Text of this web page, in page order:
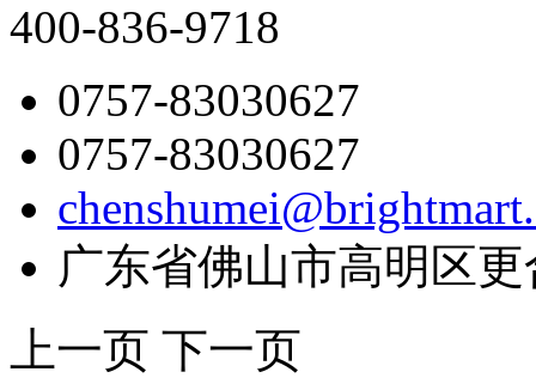
400-836-9718
0757-83030627
0757-83030627
广东省佛山市高明区
上一页 下一页